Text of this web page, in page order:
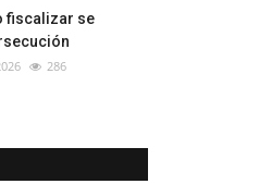
fiscalizar se
286